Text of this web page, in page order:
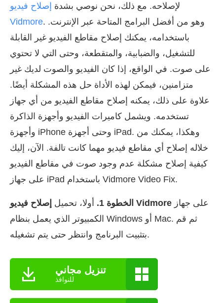
لإصلاحه. مع ذلك، نحن نوصي بشدة إصلاح فيديو
Vidmore. وهو من أفضل البرامج المتاحة عبر الإنترنت.
باستخدامه، يمكنك إصلاح مقاطع الفيديو غير القابلة
للتشغيل، والضبابية، والمتقطعة، وحتى التي لا تحتوي
على صوت. في الواقع، إذا كان الفيديو والصوت لديك غير
متزامنين، فيمكن لهذه الأداة حل هذه المشكلة أيضًا.
علاوة على ذلك، يمكنه إصلاح مقاطع الفيديو من أي جهاز
تستخدمه. ويشمل كاميرات الفيديو وأجهزة الذاكرة
وأجهزة iPhone وحتى أجهزة iPad. وهكذا، يمكنك من
خلاله إصلاح أي مقاطع فيديو مهما كانت تالفة. الآن، إليك
كيفية إصلاح مشكلة عدم وجود صوت في مقاطع الفيديو
على جهاز iPad باستخدام Vidmore Video Fix.
الخطوة 1. أولا، تحميل إصلاح فيديو Vidmore
الكمبيوتر الذي يعمل بنظام Windows أو Mac. ثم قم
بتثبيت البرنامج وانتظر حتى يتم تشغيله.
تنزيل مجاني
للنوافذ